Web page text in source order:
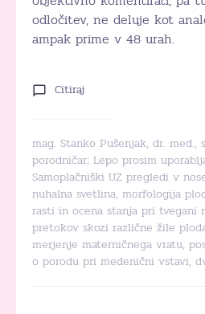
odločitev, ne deluje kot
ampak prime v 48 urah.
Citiraj
mag. Stanko Pušenjak, dr.
porodničar; Lepo prosim
Samoplačniški UZ pregledi v
nuhalna svetlina, morfologija
rasti in ocena stanja pri tvegani
pretokov skozi različne žile
merjenje materničnega vratu,
o porodu pri medenični vstavi,